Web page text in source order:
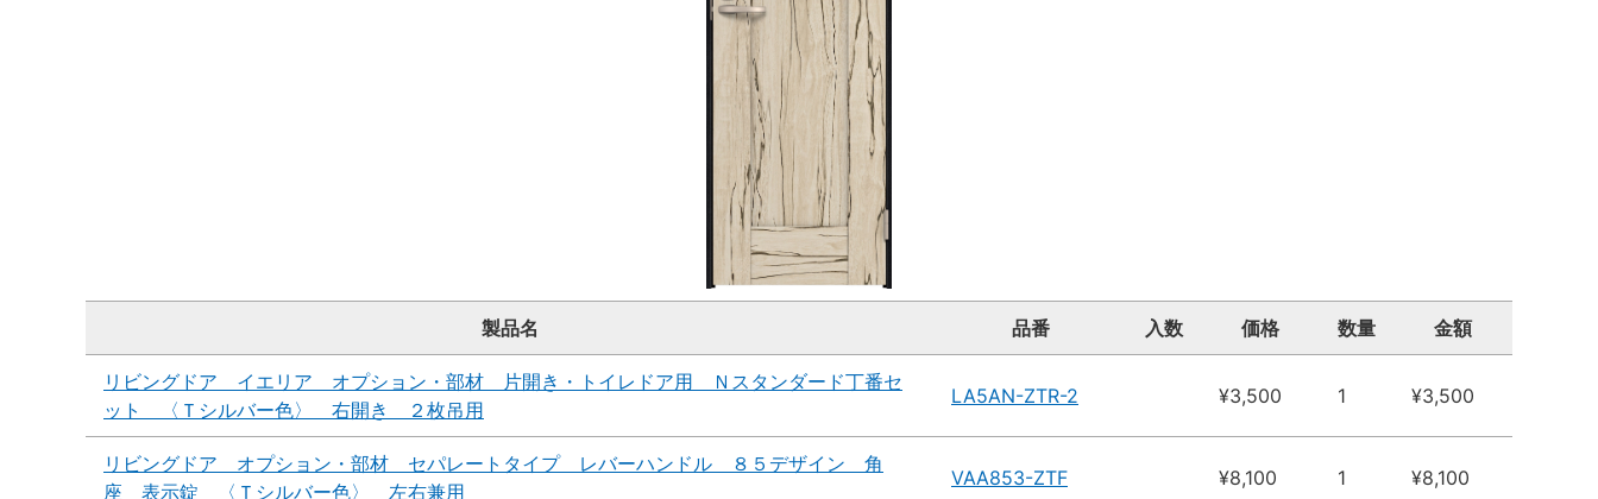
製品名 品番 入数 価格 数量 金額
リビングドア イエリア オプション・部材 片開き・トイレドア用 Ｎスタンダード丁番セ
ット 〈Ｔシルバー色〉 右開き ２枚吊用
LA5AN-ZTR-2 ¥3,500 1 ¥3,500
リビングドア オプション・部材 セパレートタイプ レバーハンドル ８５デザイン 角
座 表示錠 〈Ｔシルバー色〉 左右兼用
VAA853-ZTF ¥8,100 1 ¥8,100